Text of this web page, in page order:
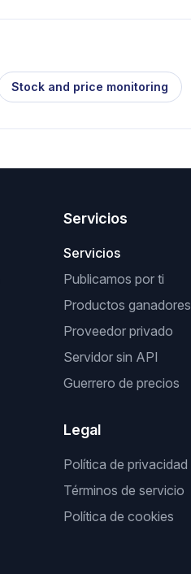
Stock and price monitoring
Servicios
Servicios
Publicamos por ti
Productos ganadores
Proveedor privado
Servidor sin API
Guerrero de precios
Legal
Política de privacidad
Términos de servicio
Política de cookies